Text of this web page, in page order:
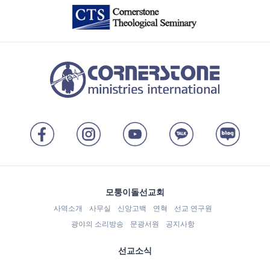
모퉁이돌선교회
사역소개 사무실 신앙고백 연혁
선교 연구원
광야의 소리방송
문광서원 공지사항
선교소식